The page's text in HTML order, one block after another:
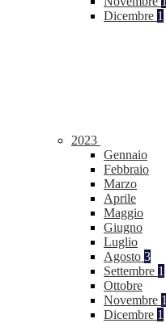
Dicembre 1
2023
Gennaio
Febbraio
Marzo
Aprile
Maggio
Giugno
Luglio
Agosto 3
Settembre 1
Ottobre
Novembre 1
Dicembre 1